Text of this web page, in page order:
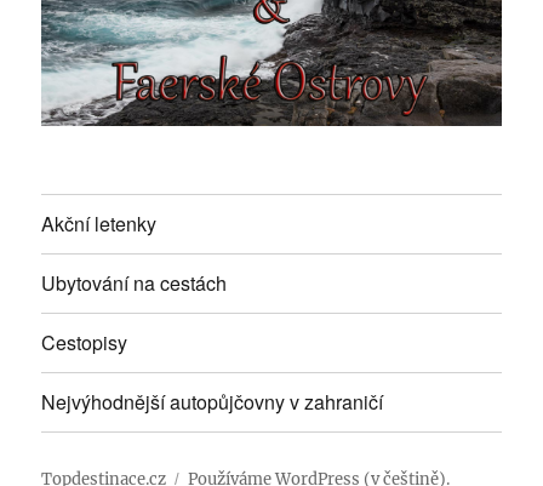
Akční letenky
Ubytování na cestách
Cestopisy
Nejvýhodnější autopůjčovny v zahraničí
Topdestinace.cz Používáme WordPress (v češtině).